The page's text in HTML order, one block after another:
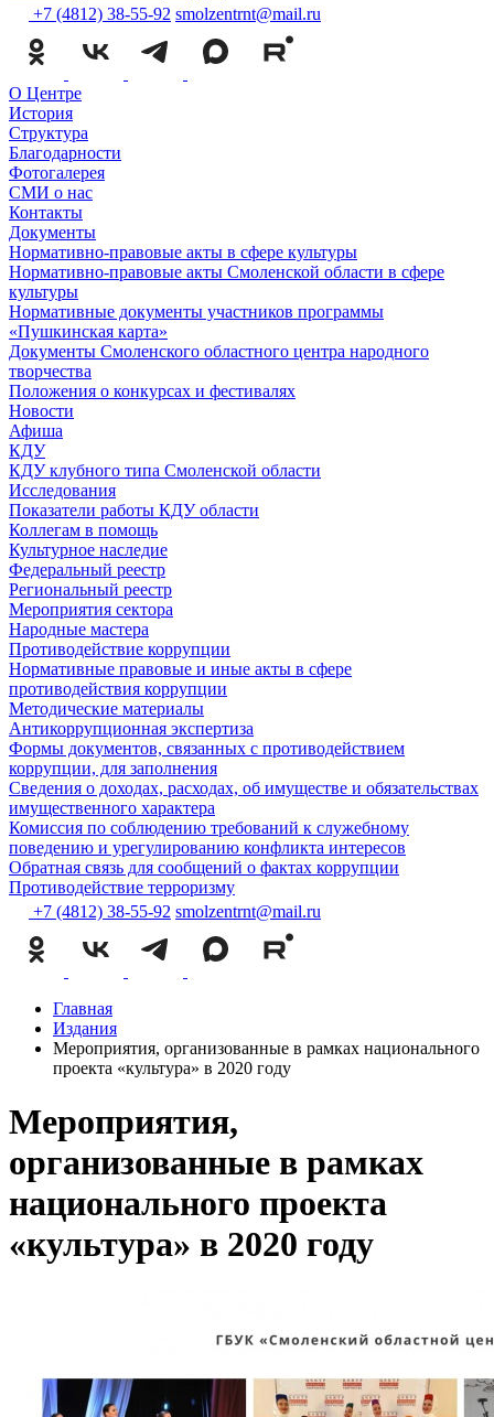
+7 (4812) 38-55-92 smolzentrnt@mail.ru
О Центре
История
Структура
Благодарности
Фотогалерея
СМИ о нас
Контакты
Документы
Нормативно-правовые акты в сфере культуры
Нормативно-правовые акты Смоленской области в сфере
культуры
Нормативные документы участников программы
«Пушкинская карта»
Документы Смоленского областного центра народного
творчества
Положения о конкурсах и фестивалях
Новости
Афиша
КДУ
КДУ клубного типа Смоленской области
Исследования
Показатели работы КДУ области
Коллегам в помощь
Культурное наследие
Федеральный реестр
Региональный реестр
Мероприятия сектора
Народные мастера
Противодействие коррупции
Нормативные правовые и иные акты в сфере
противодействия коррупции
Методические материалы
Антикоррупционная экспертиза
Формы документов, связанных с противодействием
коррупции, для заполнения
Сведения о доходах, расходах, об имуществе и обязательствах
имущественного характера
Комиссия по соблюдению требований к служебному
поведению и урегулированию конфликта интересов
Обратная связь для сообщений о фактах коррупции
Противодействие терроризму
+7 (4812) 38-55-92 smolzentrnt@mail.ru
Главная
Издания
Мероприятия, организованные в рамках национального
проекта «культура» в 2020 году
Мероприятия,
организованные в рамках
национального проекта
«культура» в 2020 году